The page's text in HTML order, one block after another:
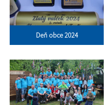
Deň obce 2024